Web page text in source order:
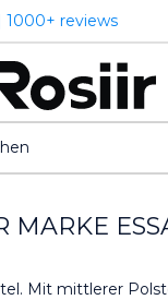
1000+ reviews
MARKE
Mit mittlerer